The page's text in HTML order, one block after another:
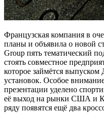
Французская компания в
планы и объявила о новой
Group пять тематический
стоять совместное
которое займётся
установок. Особое
презентации уделено
её выход на рынки США и
ряду появятся ещё два